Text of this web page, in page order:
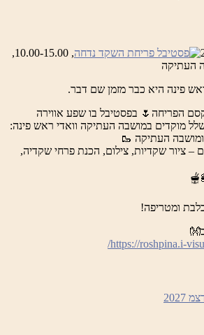
, 10.00-15.00,
העתיקה
פינה היא כבר מזמן שם דבר.
הפריחה🌷 בפסטיבל בו שפע אווירה
מוקדים במושבה העתיקה וואדי ראש פינה:
ומושבה העתיקה 🥾
– ציור שקדיות, צילום, הכנת פרחי שקדיה,
ומטריפה!
https://roshpina.i-
2027